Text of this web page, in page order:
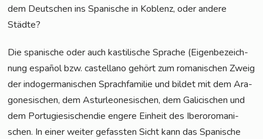
dem Deut­schen ins Spa­ni­sche in Koblenz, oder ande­re
Städte?
Die spa­ni­sche oder auch kas­ti­li­sche Spra­che (Eigen­be­zeich­
nung espa­ñol bzw. cas­tel­lano gehört zum roma­ni­schen Zweig
der indo­ger­ma­ni­schen Sprach­fa­mi­lie und bil­det mit dem Ara­
go­ne­si­schen, dem Ast­ur­leo­ne­si­schen, dem Gali­cis­chen und
dem Por­tu­gie­si­schen­die enge­re Ein­heit des Ibe­ro­ro­ma­ni­
schen. In einer wei­ter gefass­ten Sicht kann das Spa­ni­sche